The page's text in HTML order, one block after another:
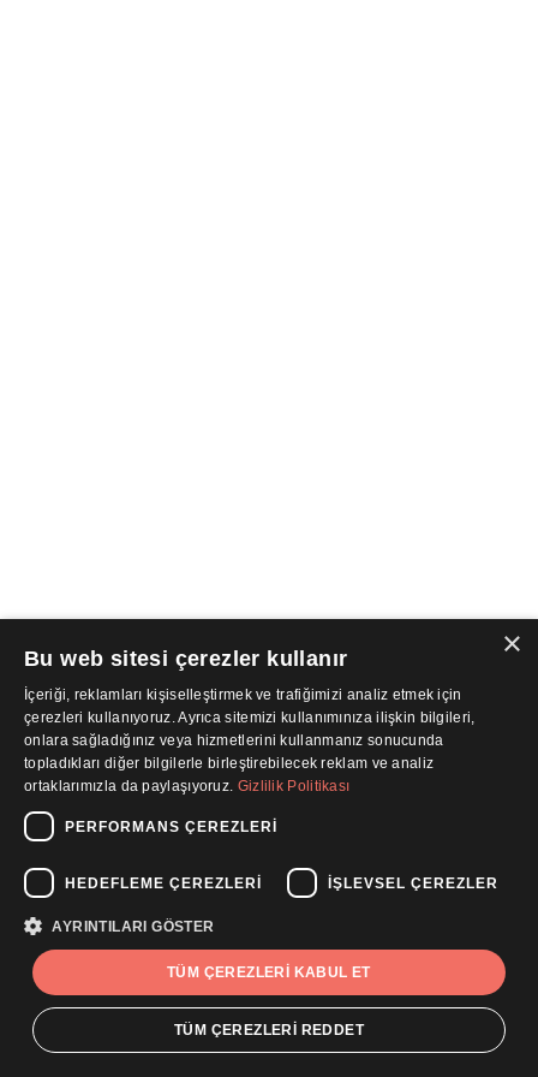
×
Bu web sitesi çerezler kullanır
İçeriği, reklamları kişiselleştirmek ve trafiğimizi analiz etmek için
çerezleri kullanıyoruz. Ayrıca sitemizi kullanımınıza ilişkin bilgileri,
onlara sağladığınız veya hizmetlerini kullanmanız sonucunda
topladıkları diğer bilgilerle birleştirebilecek reklam ve analiz
ortaklarımızla da paylaşıyoruz. Gizlilik Politikası
PERFORMANS ÇEREZLERI
HEDEFLEME ÇEREZLERI İŞLEVSEL ÇEREZLER
AYRINTILARI GÖSTER
TÜM ÇEREZLERI KABUL ET
TÜM ÇEREZLERI REDDET